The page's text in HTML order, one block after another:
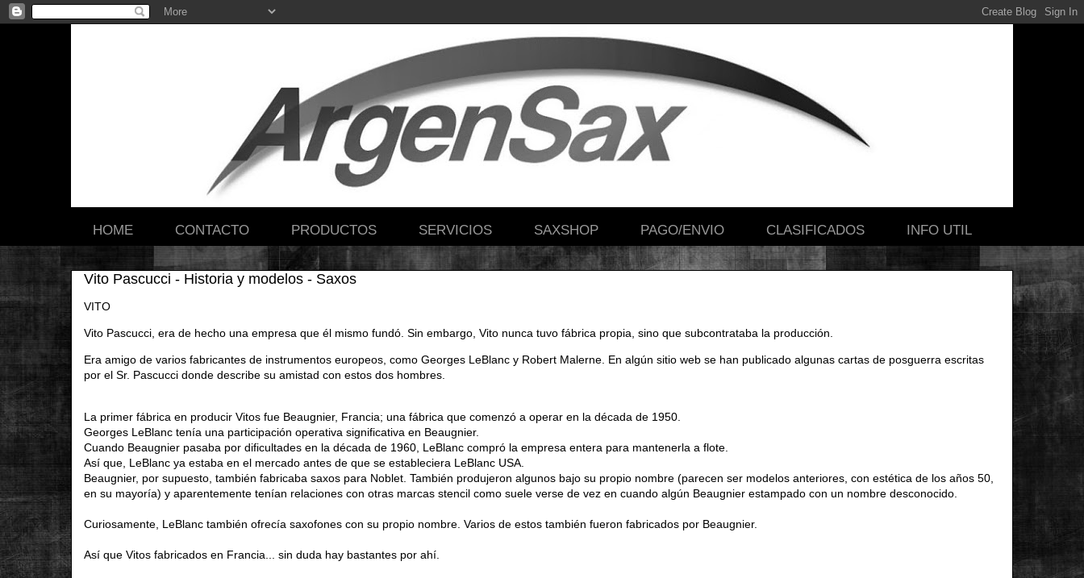
HOME CONTACTO PRODUCTOS SERVICIOS SAXSHOP PAGO/ENVIO CLASIFICADOS INFO UTIL
Vito Pascucci - Historia y modelos - Saxos
VITO
Vito Pascucci, era de hecho una empresa que él mismo fundó. Sin embargo, Vito nunca tuvo fábrica propia, sino que subcontrataba la producción.
Era amigo de varios fabricantes de instrumentos europeos, como Georges LeBlanc y Robert Malerne. En algún sitio web se han publicado algunas cartas de posguerra escritas
por el Sr. Pascucci donde describe su amistad con estos dos hombres.
La primer fábrica en producir Vitos fue Beaugnier, Francia; una fábrica que comenzó a operar en la década de 1950.
Georges LeBlanc tenía una participación operativa significativa en Beaugnier.
Cuando Beaugnier pasaba por dificultades en la década de 1960, LeBlanc compró la empresa entera para mantenerla a flote.
Así que, LeBlanc ya estaba en el mercado antes de que se estableciera LeBlanc USA.
Beaugnier, por supuesto, también fabricaba saxos para Noblet. También produjeron algunos bajo su propio nombre (parecen ser modelos anteriores, con estética de los años 50,
en su mayoría) y aparentemente tenían relaciones con otras marcas stencil como suele verse de vez en cuando algún Beaugnier estampado con un nombre desconocido.
Curiosamente, LeBlanc también ofrecía saxofones con su propio nombre. Varios de estos también fueron fabricados por Beaugnier.
Así que Vitos fabricados en Francia... sin duda hay bastantes por ahí.